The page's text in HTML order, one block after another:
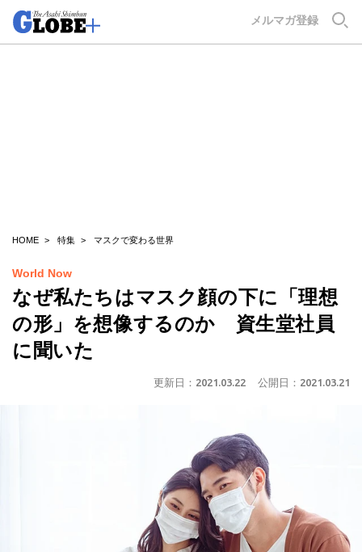
メルマガ登録
HOME 特集 マスクで変わる世界
World Now
なぜ私たちはマスク顔の下に「理想
の形」を想像するのか 資生堂社員
に聞いた
更新日： 2021.03.22 公開日： 2021.03.21